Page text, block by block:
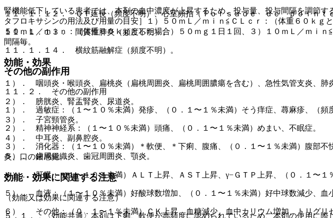
１１．１．１２． ＱＴ延長（頻度不明）、心室頻拍（Ｔｏｒｓａｄｅ ｄｅ ｐｏｉｎｔ
１１．１．１３． 間質性肺炎（頻度不明）。
１１．１．１４． 横紋筋融解症（頻度不明）。
その他の副作用
１１．２． その他の副作用
１）． 過敏症：（１〜１０％未満）発疹、（０．１〜１％未満）そう痒症、蕁麻疹、（頻
２）． 精神神経系：（１〜１０％未満）頭痛、（０．１〜１％未満）めまい、不眠症。
３）． 消化器：（１〜１０％未満）＊軟便、＊下痢、腹痛、（０．１〜１％未満）腹部
炎、口の錯感覚。
４）． 肝臓：（１〜１０％未満）ＡＬＴ上昇、ＡＳＴ上昇、γ−ＧＴＰ上昇、（０．１〜１
５）． 血液：（１〜１０％未満）好酸球数増加、（０．１〜１％未満）好中球数減少、血
６）． その他：（０．１〜１％未満）ＣＫ上昇、血糖減少、血中カリウム増加、トリグ
腎機能低下している患者では、本剤の血中濃度が上昇するため、投与量、投与間隔を調節
タフロキサシンの用法及び用量の目安］１）５０ｍＬ／ｍｉｎ≦ＣＬｃｒ：（体重６０ｋ
５０ｍＬ／ｍｉｎ：（体重６０ｋｇとした場合）５０ｍｇ１日１回、３）１０ｍＬ／ｍｉ
間隔毎。
効能・効果
１）． 咽頭炎・喉頭炎、扁桃炎（扁桃周囲炎、扁桃周囲膿瘍を含む）、急性気管支炎、肺
２）． 膀胱炎、腎盂腎炎、尿道炎。
３）． 子宮頸管炎。
４）． 中耳炎、副鼻腔炎。
５）． 歯周組織炎、歯冠周囲炎、顎炎。
効能・効果に関連する注意
（効能又は効果に関連する注意）
５．１． 〈効能共通〉本剤は下痢、軟便が高頻度に認められているため、本剤の使用に